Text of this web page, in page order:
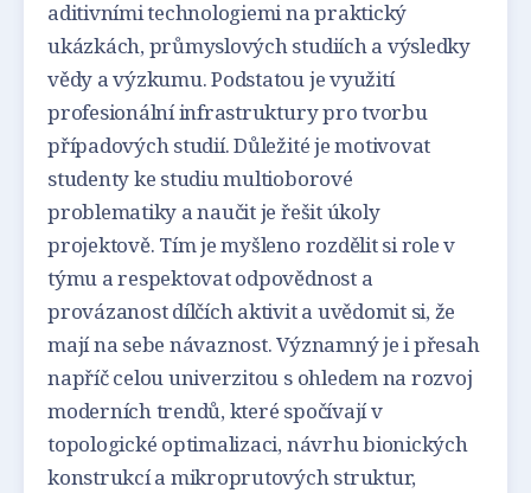
aditivními technologiemi na praktický
ukázkách, průmyslových studiích a výsledky
vědy a výzkumu. Podstatou je využití
profesionální infrastruktury pro tvorbu
případových studií. Důležité je motivovat
studenty ke studiu multioborové
problematiky a naučit je řešit úkoly
projektově. Tím je myšleno rozdělit si role v
týmu a respektovat odpovědnost a
provázanost dílčích aktivit a uvědomit si, že
mají na sebe návaznost. Významný je i přesah
napříč celou univerzitou s ohledem na rozvoj
moderních trendů, které spočívají v
topologické optimalizaci, návrhu bionických
konstrukcí a mikroprutových struktur,